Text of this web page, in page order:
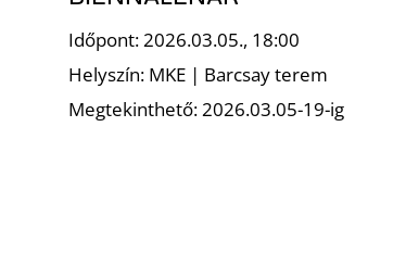
Időpont: 2026.03.05., 18:00
Helyszín: MKE | Barcsay terem
Megtekinthető: 2026.03.05-19-ig